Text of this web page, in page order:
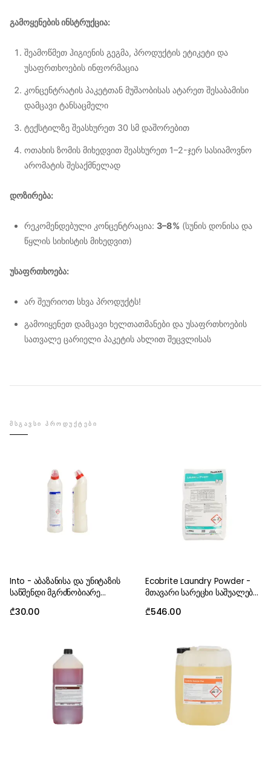
გამოყენების ინსტრუქცია:
შეამოწმეთ ჰიგიენის გეგმა, პროდუქტის ეტიკეტი და
უსაფრთხოების ინფორმაცია
კონცენტრატის პაკეტთან მუშაობისას ატარეთ შესაბამისი
დამცავი ტანსაცმელი
ტექსტილზე შეასხურეთ 30 სმ დაშორებით
ოთახის ზომის მიხედვით შეასხურეთ 1–2-ჯერ სასიამოვნო
არომატის შესაქმნელად
დოზირება:
რეკომენდებული კონცენტრაცია: 3–8% (სუნის დონისა და
წყლის სიხისტის მიხედვით)
უსაფრთხოება:
არ შეურიოთ სხვა პროდუქტს!
გამოიყენეთ დამცავი ხელთათმანები და უსაფრთხოების
სათვალე ცარიელი პაკეტის ახლით შეცვლისას
ᲛᲡᲒᲐᲕᲡᲘ ᲞᲠᲝᲓᲣᲥᲢᲔᲑᲘ
Into - აბაზანისა და უნიტაზის
საწმენდი მგრძნობიარე
₾30.00
Ecobrite Laundry Powder -
მთავარი სარეცხი საშუალება
₾546.00